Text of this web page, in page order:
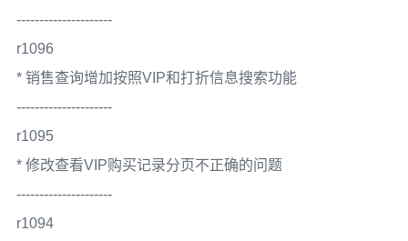
---------------------
r1096
* 销售查询增加按照VIP和打折信息搜索功能
---------------------
r1095
* 修改查看VIP购买记录分页不正确的问题
---------------------
r1094